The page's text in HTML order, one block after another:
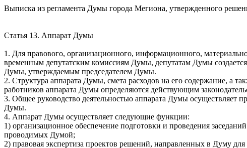
Выписка из регламента Думы города Мегиона, утвержденного
Статья 13. Аппарат Думы
1. Для правового, организационного, информационного,
временным депутатским комиссиям Думы, депутатам Думы
Думы, утверждаемым председателем Думы.
2. Структура аппарата Думы, смета расходов на его содержание, а
работников аппарата Думы определяются действующим
3. Общее руководство деятельностью аппарата Думы осуществляет
Думы.
4. Аппарат Думы осуществляет следующие функции:
1) организационное обеспечение подготовки и проведения
проводимых Думой;
2) правовая экспертиза проектов решений, направленных в Думу для